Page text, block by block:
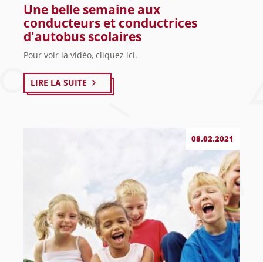
Une belle semaine aux
conducteurs et conductrices
d'autobus scolaires
Pour voir la vidéo, cliquez ici.
LIRE LA SUITE
08.02.2021